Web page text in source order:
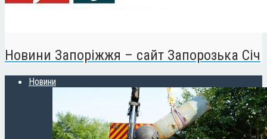
Новини Запоріжжя – сайт Запорозька Січ
Новини